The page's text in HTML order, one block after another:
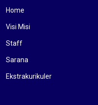
Home
Visi Misi
Staff
Sarana
Ekstrakurikuler